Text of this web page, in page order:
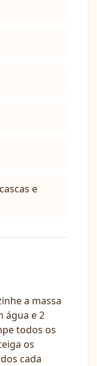
e
a massa
água e 2
todos os
os
cada